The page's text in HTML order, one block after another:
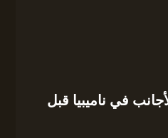
في ناميبيا قبل